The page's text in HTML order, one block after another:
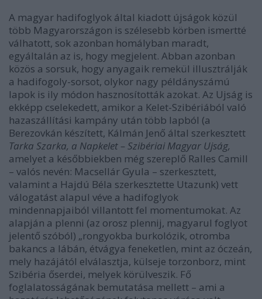
A magyar hadifoglyok által kiadott újságok közül
több Magyarországon is szélesebb körben ismertté
válhatott, sok azonban homályban maradt,
egyáltalán az is, hogy megjelent. Abban azonban
közös a sorsuk, hogy anyagaik remekül illusztrálják
a hadifogoly-sorsot, olykor nagy példányszámú
lapok is ily módon hasznosították azokat. Az Ujság is
ekképp cselekedett, amikor a Kelet-Szibériából való
hazaszállítási kampány után több lapból (a
Berezovkán készített, Kálmán Jenő által szerkesztett
Tarka Szarka, a Napkelet – Szibériai Magyar Ujság,
amelyet a későbbiekben még szereplő Ralles Camill
– valós nevén: Macsellár Gyula – szerkesztett,
valamint a Hajdú Béla szerkesztette Utazunk) vett
válogatást alapul véve a hadifoglyok
mindennapjaiból villantott fel momentumokat. Az
alapján a plenni (az orosz plennij, magyarul foglyot
jelentő szóból) „rongyokba burkolózik, otromba
bakancs a lábán, étvágya feneketlen, mint az óczeán,
mely hazájától elválasztja, külseje torzonborz, mint
Szibéria őserdei, melyek körülveszik. Fő
foglalatosságának bemutatása mellett – ami a